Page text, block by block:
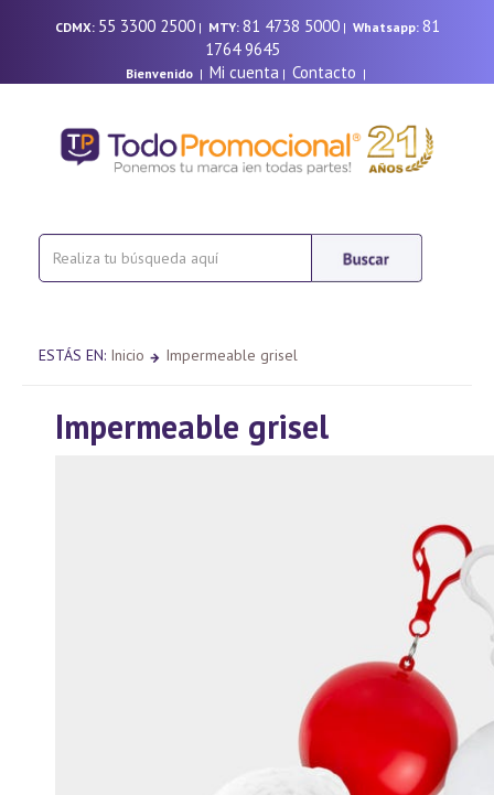
CDMX: 55 3300 2500| MTY: 81 4738 5000| Whatsapp: 81
1764 9645
Bienvenido| Mi cuenta | Contacto |
ESTÁS EN: Inicio Impermeable grisel
Impermeable grisel